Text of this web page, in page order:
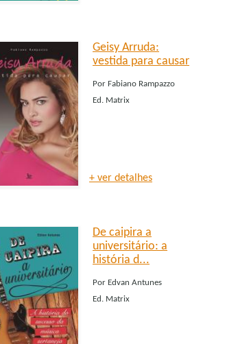
Geisy Arruda:
vestida para causar
Por Fabiano Rampazzo
Ed. Matrix
+ ver detalhes
De caipira a
universitário: a
história d...
Por Edvan Antunes
Ed. Matrix